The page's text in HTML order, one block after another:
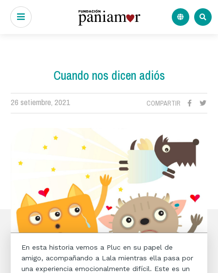
Cuando nos dicen adiós
26 setiembre, 2021 COMPARTIR
En esta historia vemos a Pluc en su papel de
amigo, acompañando a Lala mientras ella pasa por
una experiencia emocionalmente difícil. Este es un